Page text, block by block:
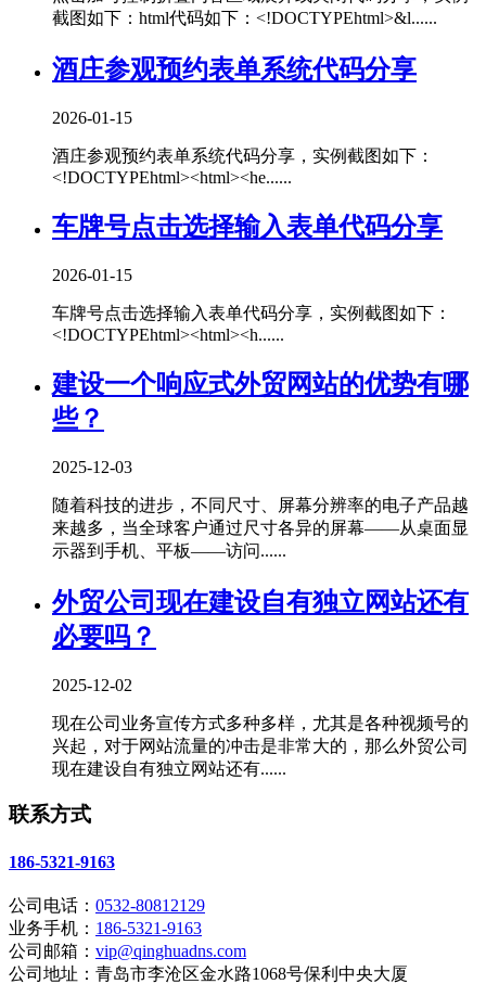
截图如下：html代码如下：<!DOCTYPEhtml>&l......
酒庄参观预约表单系统代码分享
2026-01-15
酒庄参观预约表单系统代码分享，实例截图如下：
<!DOCTYPEhtml><html><he......
车牌号点击选择输入表单代码分享
2026-01-15
车牌号点击选择输入表单代码分享，实例截图如下：
<!DOCTYPEhtml><html><h......
建设一个响应式外贸网站的优势有哪
些？
2025-12-03
随着科技的进步，不同尺寸、屏幕分辨率的电子产品越
来越多，当全球客户通过尺寸各异的屏幕——从桌面显
示器到手机、平板——访问......
外贸公司现在建设自有独立网站还有
必要吗？
2025-12-02
现在公司业务宣传方式多种多样，尤其是各种视频号的
兴起，对于网站流量的冲击是非常大的，那么外贸公司
现在建设自有独立网站还有......
联系方式
186-5321-9163
公司电话： 0532-80812129
业务手机： 186-5321-9163
公司邮箱： vip@qinghuadns.com
公司地址：青岛市李沧区金水路1068号保利中央大厦